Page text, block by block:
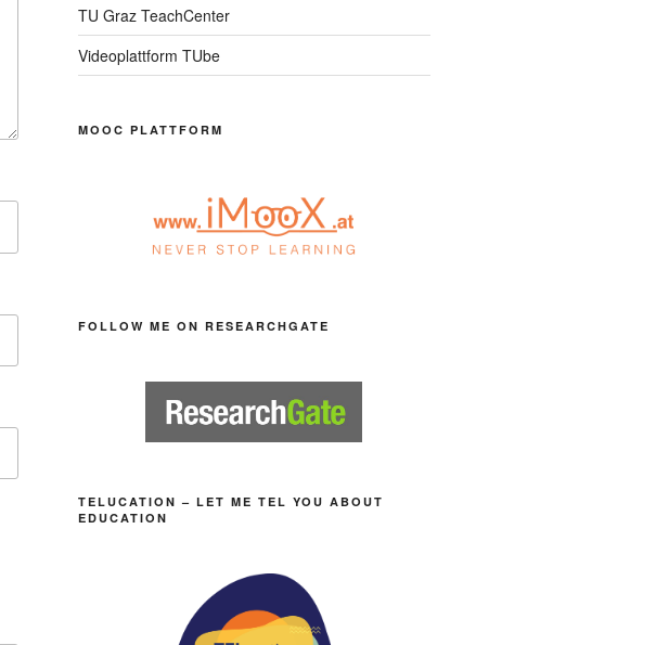
TU Graz TeachCenter
Videoplattform TUbe
MOOC PLATTFORM
FOLLOW ME ON RESEARCHGATE
TELUCATION – LET ME TEL YOU ABOUT
EDUCATION